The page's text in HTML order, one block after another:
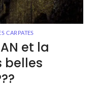
CARPATES
et la
belles